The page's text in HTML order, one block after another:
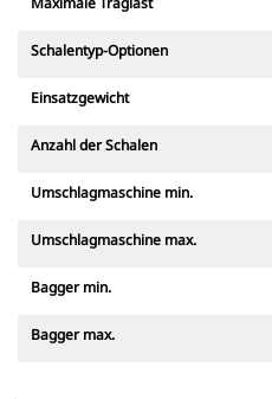
Schalentyp-Optionen
Einsatzgewicht
Anzahl der Schalen
Umschlagmaschine min.
Umschlagmaschine max.
Bagger min.
Bagger max.